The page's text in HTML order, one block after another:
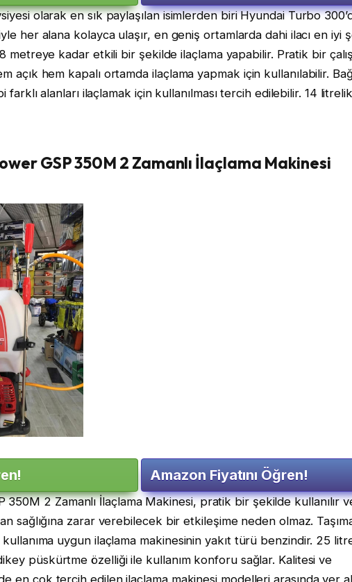
olarak en sık paylaşılan isimlerden biri Hyundai Turbo
her alana kolayca ulaşır, en geniş ortamlarda dahi ilacı en iyi
8 metreye kadar etkili bir şekilde ilaçlama yapabilir. Pratik bir
açık hem kapalı ortamda ilaçlama yapmak için kullanılabilir.
farklı alanları ilaçlamak için kullanılması tercih edilebilir. 14
GSP 350M 2 Zamanlı İlaçlama Makinesi
Amazon Fiyatını Öğren!
350M 2 Zamanlı İlaçlama Makinesi, pratik bir şekilde kullanılır
sağlığına zarar verebilecek bir etkileşime neden olmaz.
uygun ilaçlama makinesinin yakıt türü benzindir. 25
püskürtme özelliği ile kullanım konforu sağlar. Kalitesi ve
en çok tercih edilen ilaçlama makinesi modelleri arasında yer